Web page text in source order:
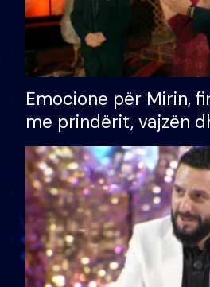
Emocione për Mirin,
me prindërit, vajzën
bashkëshorten:
divorci apo jo?